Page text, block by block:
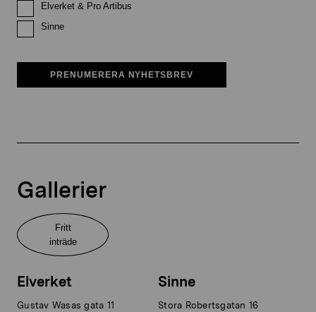
Elverket & Pro Artibus
Sinne
PRENUMERERA NYHETSBREV
Gallerier
Fritt
inträde
Elverket
Gustav Wasas gata 11
Sinne
Stora Robertsgatan 16